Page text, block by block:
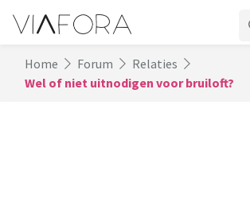
Home Forum
Relaties
Wel of niet uitnodigen voor bruiloft?